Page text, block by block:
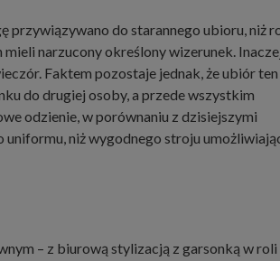
przywiązywano do starannego ubioru, niż
narzucony określony wizerunek.
Faktem pozostaje jednak, że ubiór
do drugiej osoby, a przede wszystkim
odzienie, w porównaniu z dzisiejszymi
niż wygodnego stroju
– z biurową stylizacją z garsonką w roli